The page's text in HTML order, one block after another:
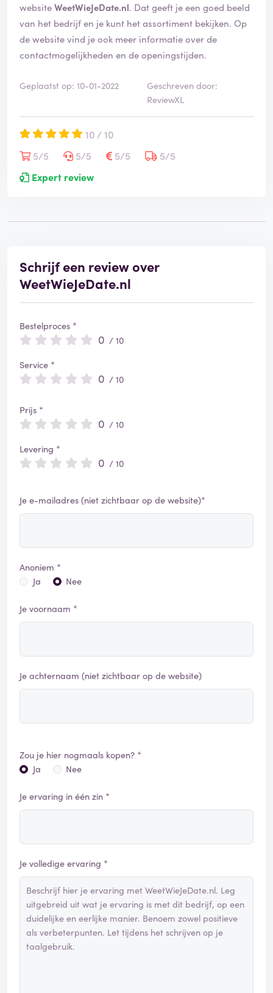
websiteWeetWieJeDate.nl. Dat geeft je een goed beeld
van het bedrijf en je kunt het assortiment bekijken. Op
de website vind je ook meer informatie over de
contactmogelijkheden en de openingstijden.
Geplaatst op: 10-01-2022
Geschreven door:
ReviewXL
10 / 10
5/5
5/5 5/5
5/5
Expert review
Schrijf een review over
WeetWieJeDate.nl
Bestelproces *
0 / 10
Service *
0 / 10
Prijs *
0 / 10
Levering *
0 / 10
Je e-mailadres (niet zichtbaar op de website)*
Anoniem *
Ja
Nee
Je voornaam *
Je achternaam (niet zichtbaar op de website)
Zou je hier nogmaals kopen? *
Ja
Nee
Je ervaring in één zin *
Je volledige ervaring *